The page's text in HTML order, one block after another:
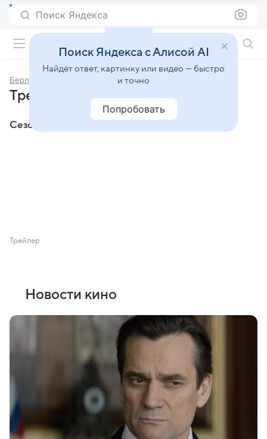
Поиск Яндекса
Берлин’23
Трейлеры сериала «Берлин’23»
Сезон 1
Трейлер
Новости кино
Поиск Яндекса с Алисой AI
Найдёт ответ, картинку или видео — быстро
и точно
Попробовать